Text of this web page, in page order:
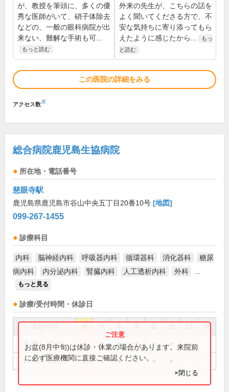
が、教授を筆頭に、多くの優
秀な医師がいて、硝子体除去
などの、一般の眼科病院が出
来ない、難解な手術も可...
もっと読む
外来の先生が、こちらの話を
よく聞いてくださる方で、不
安な気持ちに寄り添ってもら
えたように感じたから...
もっ
と読む
この医院の詳細をみる
アクセス数※
総合病院鹿児島生協病院
所在地・電話番号
慈眼寺駅
鹿児島県鹿児島市谷山中央五丁目20番10号 [地図]
099-267-1455
診療科目
内科 脳神経内科 呼吸器内科 循環器科 消化器科
糖尿
病内科
内分泌内科 腎臓内科 人工透析内科 外科
もっと見る
診療/受付時間・休診日
祝
8:30～12:30 ● ● ● ● ●
13:45～16:45 ● ● ● ●
お盆(8月中旬)は休診・休業の場合があります。来院前
に必ず医療機関に直接ご確認ください。
×閉じる